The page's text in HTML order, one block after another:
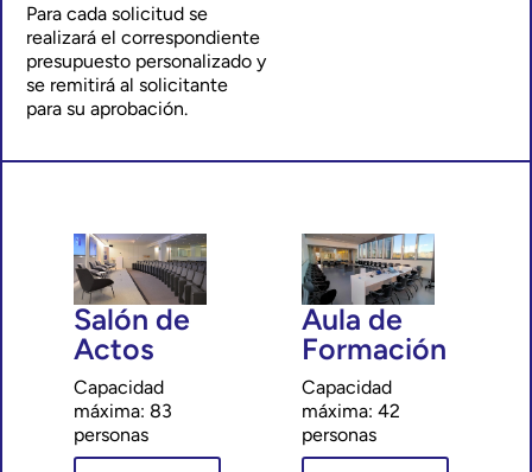
Para cada solicitud se
realizará el correspondiente
presupuesto personalizado y
se remitirá al solicitante
para su aprobación.
Salón de
Actos
Capacidad
máxima: 83
personas
Aula de
Formación
Capacidad
máxima: 42
personas